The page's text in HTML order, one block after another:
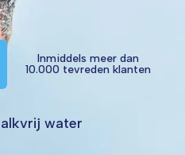
Inmiddels meer dan
10.000 tevreden klanten
water